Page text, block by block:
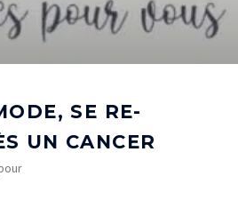
SE RE-
UN CANCER